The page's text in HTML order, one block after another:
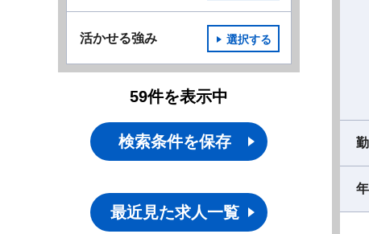
活かせる強み 選択する
59件を表示中
検索条件を保存
最近見た求人一覧